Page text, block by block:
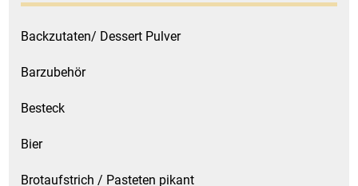
Backzutaten/ Dessert Pulver
Barzubehör
Besteck
Bier
Brotaufstrich / Pasteten pikant